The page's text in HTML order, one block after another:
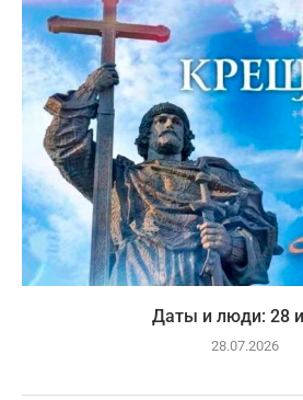
Даты и люди: 28
28.07.2026